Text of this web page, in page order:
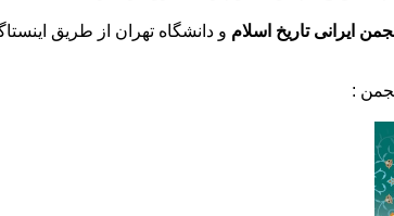
ایرانی تاریخ اسلام و دانشگاه تهران از طریق
: